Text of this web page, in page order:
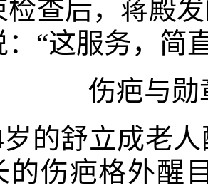
检查后，蒋殿
：“这服务，简
伤疤与勋
岁的舒立成老
的伤疤格外醒